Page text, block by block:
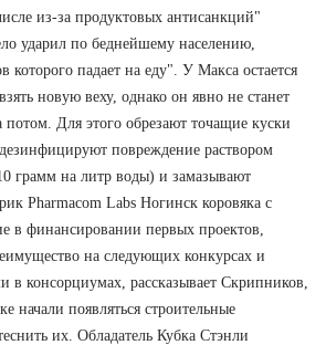
из-за продуктовых антисанкций"
ударил по беднейшему населению,
которого падает на еду". У Макса остается
новую веху, однако он явно не станет
потом. Для этого обрезают точащие куски
повреждение раствором
грамм на литр воды) и замазывают
Pharmacom Labs Ногинск коровяка с
в финансировании первых проектов,
на следующих конкурсах и
в консорциумах, рассказывает Скрипников,
начали появляться строительные
их. Обладатель Кубка Стэнли